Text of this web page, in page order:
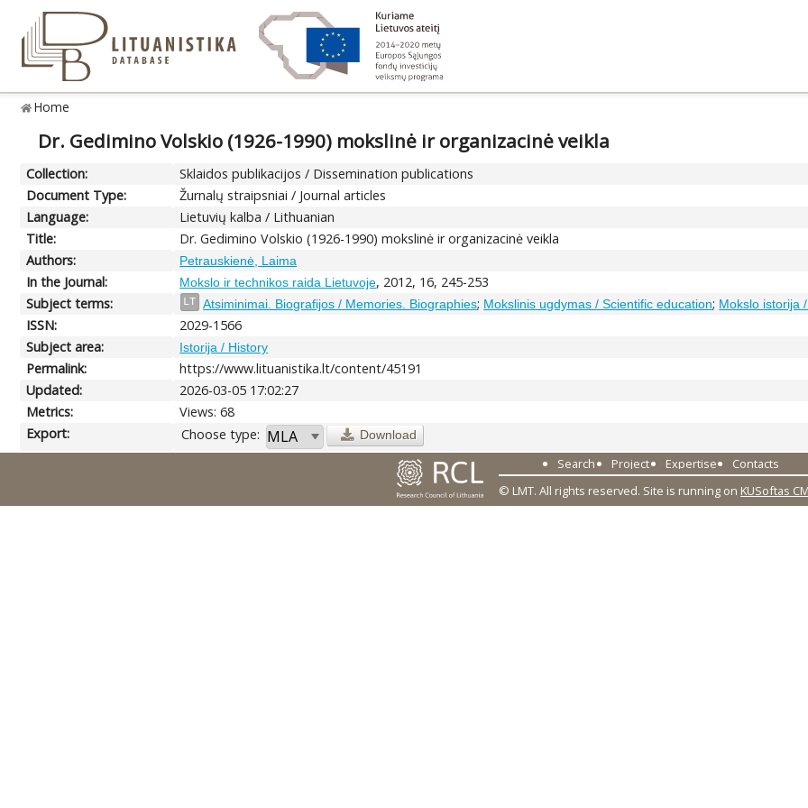
Home
Dr. Gedimino Volskio (1926-1990) mokslinė ir organizacinė veikla
Collection:
Sklaidos publikacijos / Dissemination publications
Document Type:
Žurnalų straipsniai / Journal articles
Language:
Lietuvių kalba / Lithuanian
Title:
Dr. Gedimino Volskio (1926-1990) mokslinė ir organizacinė veikla
Authors:
Petrauskienė, Laima
In the Journal: Mokslo ir technikos raida Lietuvoje, 2012, 16, 245-253
Subject terms:
LT Atsiminimai. Biografijos / Memories. Biographies; Mokslinis ugdymas / Scientific education; Mokslo istorija
ISSN:
2029-1566
Subject area:
Istorija / History
Permalink:
https://www.lituanistika.lt/content/45191
Updated:
2026-03-05 17:02:27
Metrics:
Views: 68
Export:
Choose type: Download
Search Project Expertise
Contacts
© LMT. All rights reserved. Site is running on KUSoftas